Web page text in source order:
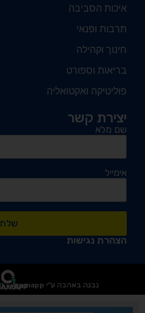
איכות הסביבה
תרבות ופנאי
חינוך וקהילה
בריאות וספורט
פוליטיקה ואקטואליה
יצירת קשר
שם מלא
אימייל
שלח
הצהרת נגישות
נבנה באהבה ע"י Aramapp - קידום | פרסום | בניית אתרים